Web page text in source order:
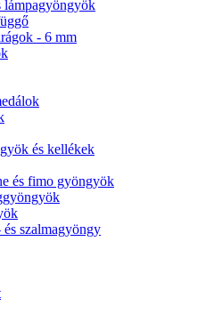
lámpagyöngyök
- 6 mm
és kellékek
és fimo gyöngyök
szalmagyöngy